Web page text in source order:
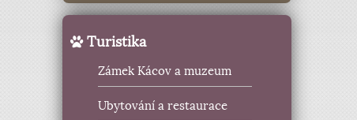
Turistika
Zámek Kácov a muzeum
Ubytování a restaurace